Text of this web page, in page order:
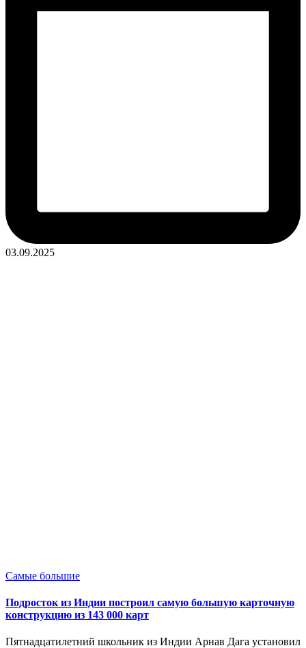
03.09.2025
Опубликовано
Самые большие
Подросток из Индии построил самую большую карточную
конструкцию из 143 000 карт
Пятнадцатилетний школьник из Индии Арнав Дага установил